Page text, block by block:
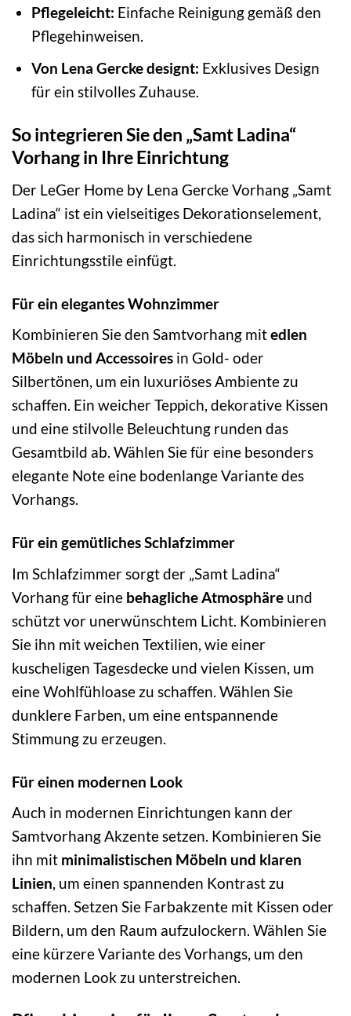
Pflegeleicht: Einfache Reinigung gemäß den
Pflegehinweisen.
Von Lena Gercke designt: Exklusives Design
für ein stilvolles Zuhause.
So integrieren Sie den „Samt Ladina“
Vorhang in Ihre Einrichtung
Der LeGer Home by Lena Gercke Vorhang „Samt
Ladina“ ist ein vielseitiges Dekorationselement,
das sich harmonisch in verschiedene
Einrichtungsstile einfügt.
Für ein elegantes Wohnzimmer
Kombinieren Sie den Samtvorhang mitedlen
Möbeln und Accessoires in Gold- oder
Silbertönen, um ein luxuriöses Ambiente zu
schaffen. Ein weicher Teppich, dekorative Kissen
und eine stilvolle Beleuchtung runden das
Gesamtbild ab. Wählen Sie für eine besonders
elegante Note eine bodenlange Variante des
Vorhangs.
Für ein gemütliches Schlafzimmer
Im Schlafzimmer sorgt der „Samt Ladina“
Vorhang für eine behagliche Atmosphäre und
schützt vor unerwünschtem Licht. Kombinieren
Sie ihn mit weichen Textilien, wie einer
kuscheligen Tagesdecke und vielen Kissen, um
eine Wohlfühloase zu schaffen. Wählen Sie
dunklere Farben, um eine entspannende
Stimmung zu erzeugen.
Für einen modernen Look
Auch in modernen Einrichtungen kann der
Samtvorhang Akzente setzen. Kombinieren Sie
ihn mit minimalistischen Möbeln und klaren
Linien, um einen spannenden Kontrast zu
schaffen. Setzen Sie Farbakzente mit Kissen oder
Bildern, um den Raum aufzulockern. Wählen Sie
eine kürzere Variante des Vorhangs, um den
modernen Look zu unterstreichen.